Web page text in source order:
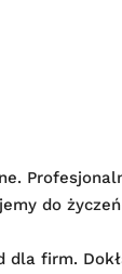
do
dla firm.